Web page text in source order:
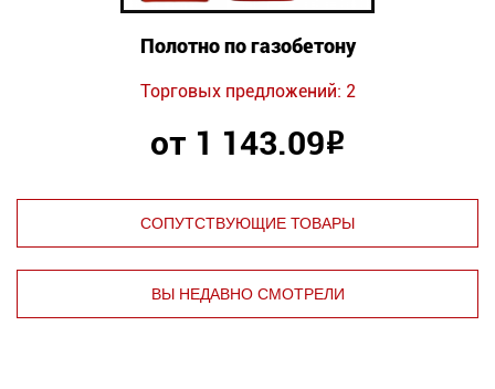
Полотно по газобетону
Торговых предложений: 2
от 1 143.09Р
СОПУТСТВУЮЩИЕ ТОВАРЫ
ВЫ НЕДАВНО СМОТРЕЛИ